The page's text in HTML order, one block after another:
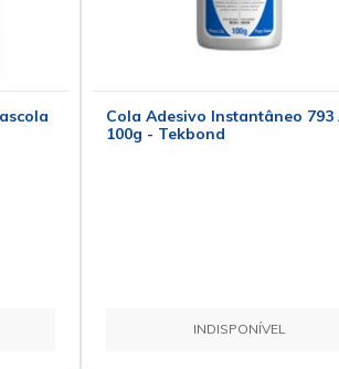
Cola Adesivo Instantâneo 793
100g - Tekbond
INDISPONÍVEL